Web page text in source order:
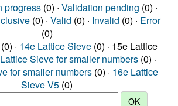
progress(0) · Validation pending (0) ·
(0) · Valid (0) · Invalid (0) · Error
(0)
(0) · 14e Lattice Sieve (0) · 15e Lattice
Sieve for smaller numbers (0) ·
for smaller numbers (0) · 16e Lattice
Sieve V5 (0)